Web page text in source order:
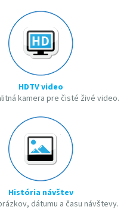
HDTV video
kamera pre čisté živé video.
História návštev
dátumu a času návštevy.